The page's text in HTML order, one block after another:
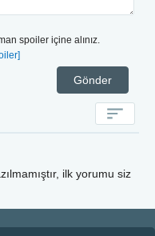
spoiler içine alınız.
Gönder
ilk yorumu siz